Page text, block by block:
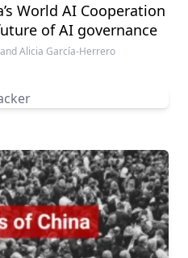
World AI Cooperation
of AI governance
Alicia García-Herrero